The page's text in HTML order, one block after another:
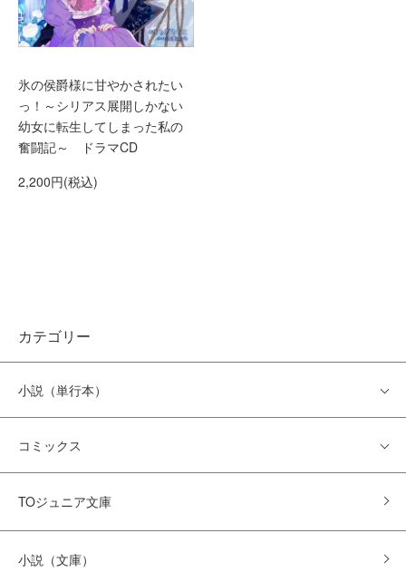
氷の侯爵様に甘やかされたい
っ！～シリアス展開しかない
幼女に転生してしまった私の
奮闘記～ ドラマCD
2,200円(税込)
カテゴリー
小説（単行本）
コミックス
TOジュニア文庫
小説（文庫）